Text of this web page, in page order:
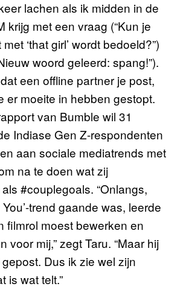
lachen als ik midden in de
krijg met een vraag (“Kun je
‘that girl’ wordt bedoeld?”)
woord geleerd: spang!”).
een offline partner je post,
er moeite in hebben gestopt.
van Bumble wil 31
Indiase Gen Z-respondenten
aan sociale mediatrends met
na te doen wat zij
#couplegoals. “Onlangs,
You’-trend gaande was, leerde
filmrol moest bewerken en
voor mij,” zegt Taru. “Maar hij
Dus ik zie wel zijn
is wat telt.”